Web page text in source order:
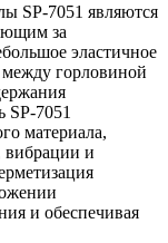
SP-7051 являются
за
эластичное
между горловиной
SP-7051
материала,
вибрации и
и обеспечивая